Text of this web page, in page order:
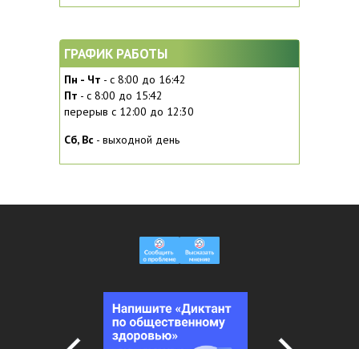
ГРАФИК РАБОТЫ
Пн - Чт - с 8:00 до 16:42
Пт - с 8:00 до 15:42
перерыв с 12:00 до 12:30
Сб, Вc - выходной день